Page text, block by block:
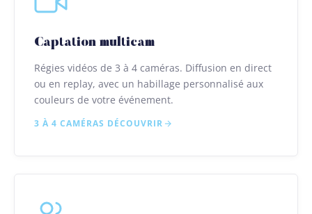
Captation multicam
Régies vidéos de 3 à 4 caméras. Diffusion en direct
ou en replay, avec un habillage personnalisé aux
couleurs de votre événement.
3 À 4 CAMÉRAS DÉCOUVRIR